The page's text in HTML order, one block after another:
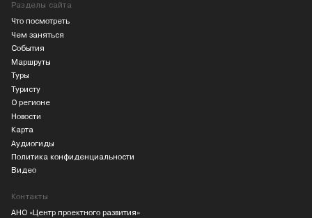
Разделы сайта
Что посмотреть
Чем заняться
События
Маршруты
Туры
Туристу
О регионе
Новости
Карта
Аудиогиды
Политика конфиденциальности
Видео
Контакты
АНО «Центр проектного развития»